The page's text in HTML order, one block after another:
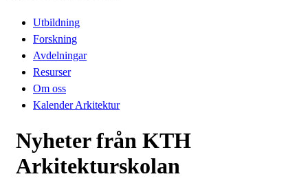
Utbildning
Forskning
Avdelningar
Resurser
Om oss
Kalender Arkitektur
Nyheter från KTH
Arkitekturskolan